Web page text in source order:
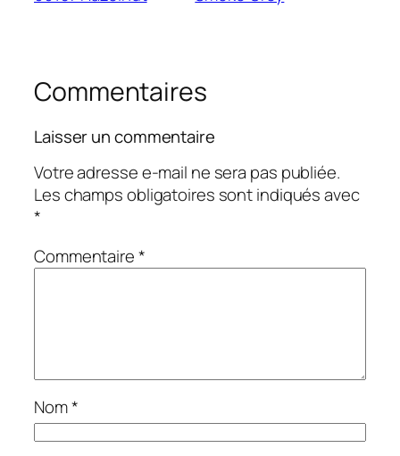
Commentaires
Laisser un commentaire
Votre adresse e-mail ne sera pas publiée.
Les champs obligatoires sont indiqués avec
*
Commentaire*
Nom*